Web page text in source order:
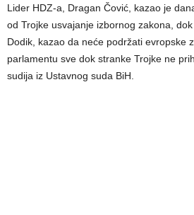
Lider HDZ-a, Dragan Čović, kazao je
od Trojke usvajanje izbornog zakona,
Dodik, kazao da neće podržati evropske
parlamentu sve dok stranke Trojke ne
sudija iz Ustavnog suda BiH.